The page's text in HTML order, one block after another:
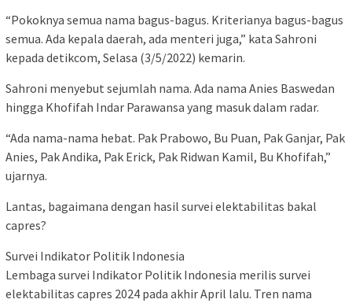
“Pokoknya semua nama bagus-bagus. Kriterianya bagus-bagus
semua. Ada kepala daerah, ada menteri juga,” kata Sahroni
kepada detikcom, Selasa (3/5/2022) kemarin.
Sahroni menyebut sejumlah nama. Ada nama Anies Baswedan
hingga Khofifah Indar Parawansa yang masuk dalam radar.
“Ada nama-nama hebat. Pak Prabowo, Bu Puan, Pak Ganjar, Pak
Anies, Pak Andika, Pak Erick, Pak Ridwan Kamil, Bu Khofifah,”
ujarnya.
Lantas, bagaimana dengan hasil survei elektabilitas bakal
capres?
Survei Indikator Politik Indonesia
Lembaga survei Indikator Politik Indonesia merilis survei
elektabilitas capres 2024 pada akhir April lalu. Tren nama